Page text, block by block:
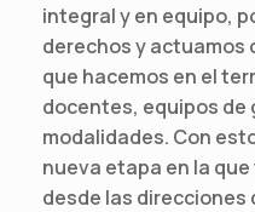
integral y en equipo,
derechos y actuamos
que hacemos en el
docentes, equipos de
modalidades. Con
nueva etapa en la
desde las direcciones